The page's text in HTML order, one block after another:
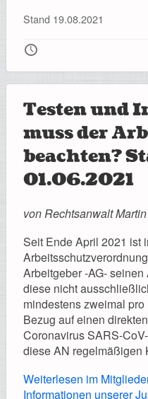
Stand 19.08.2021
🕔
Testen und
muss der
beachten?
01.06.2021
von Rechtsanwalt
Seit Ende April 2021 ist
Arbeitgeber -AG-
diese nicht
mindestens zweimal
Bezug auf einen
Coronavirus SARS-
diese AN regelmäßigen
Weiterlesen im
Informationen unserer